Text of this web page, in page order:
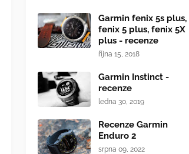
Garmin fenix 5s plus,
fenix 5 plus, fenix 5X
plus - recenze
října 15, 2018
Garmin Instinct -
recenze
ledna 30, 2019
Recenze Garmin
Enduro 2
srpna 09, 2022